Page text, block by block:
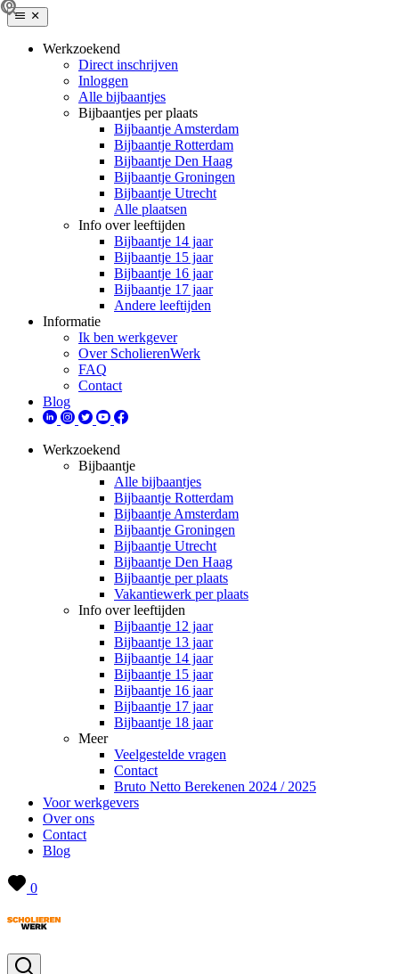
Werkzoekend
Direct inschrijven
Inloggen
Alle bijbaantjes
Bijbaantjes per plaats
Bijbaantje Amsterdam
Bijbaantje Rotterdam
Bijbaantje Den Haag
Bijbaantje Groningen
Bijbaantje Utrecht
Alle plaatsen
Info over leeftijden
Bijbaantje 14 jaar
Bijbaantje 15 jaar
Bijbaantje 16 jaar
Bijbaantje 17 jaar
Andere leeftijden
Informatie
Ik ben werkgever
Over ScholierenWerk
FAQ
Contact
Blog
Werkzoekend
Bijbaantje
Alle bijbaantjes
Bijbaantje Rotterdam
Bijbaantje Amsterdam
Bijbaantje Groningen
Bijbaantje Utrecht
Bijbaantje Den Haag
Bijbaantje per plaats
Vakantiewerk per plaats
Info over leeftijden
Bijbaantje 12 jaar
Bijbaantje 13 jaar
Bijbaantje 14 jaar
Bijbaantje 15 jaar
Bijbaantje 16 jaar
Bijbaantje 17 jaar
Bijbaantje 18 jaar
Meer
Veelgestelde vragen
Contact
Bruto Netto Berekenen 2024 / 2025
Voor werkgevers
Over ons
Contact
Blog
0